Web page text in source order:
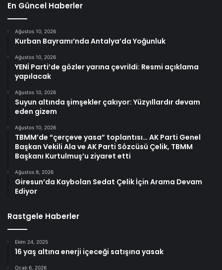
En Güncel Haberler
Ağustos 10, 2026
Kurban Bayramı’nda Antalya’da Yoğunluk
Ağustos 10, 2026
YENİ Parti’de gözler yarına çevrildi: Resmi açıklama
yapılacak
Ağustos 10, 2026
Suyun altında şimşekler çakıyor: Yüzyıllardır devam
eden gizem
Ağustos 10, 2026
TBMM’de “çerçeve yasa” toplantısı… AK Parti Genel
Başkan Vekili Ala ve AK Parti Sözcüsü Çelik, TBMM
Başkanı Kurtulmuş’u ziyaret etti
Ağustos 9, 2026
Giresun’da Kaybolan Sedat Çelik İçin Arama Devam
Ediyor
Rastgele Haberler
Ekim 24, 2025
16 yaş altına enerji içeceği satışına yasak
Ocak 6, 2026